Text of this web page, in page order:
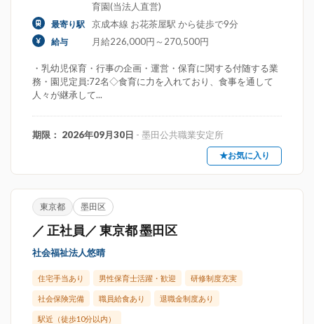
育園(当法人直営)
最寄り駅 京成本線 お花茶屋駅 から徒歩で9分
給与 月給226,000円～270,500円
・乳幼児保育・行事の企画・運営・保育に関する付随する業
務・園児定員:72名◇食育に力を入れており、食事を通して
人々が継承して...
期限： 2026年09月30日 - 墨田公共職業安定所
★お気に入り
東京都 墨田区
／ 正社員／ 東京都 墨田区
社会福祉法人悠晴
住宅手当あり 男性保育士活躍・歓迎 研修制度充実
社会保険完備 職員給食あり 退職金制度あり
駅近（徒歩10分以内）